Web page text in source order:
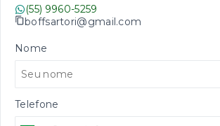
(55) 9960-5259
boffsartori@gmail.com
Nome
Telefone